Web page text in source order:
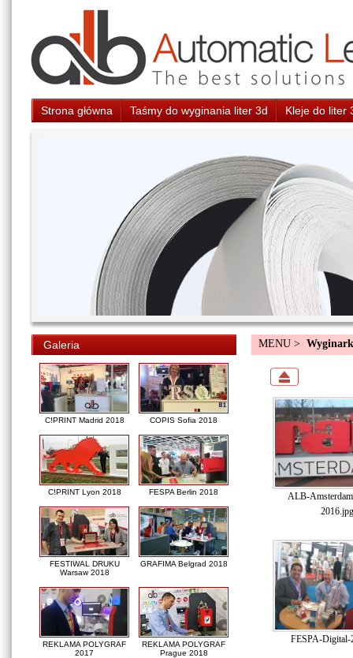
Strona główna Taśmy do wyginania liter 3d Kleje do liter
Galeria
C!PRINT Madrid 2018 COPIS Sofia 2018
C!PRINT Lyon 2018 FESPA Berlin 2018
FESTIWAL DRUKU
Warsaw 2018
GRAFIMA Belgrad 2018
REKLAMA POLYGRAF
2017
REKLAMA POLYGRAF
Prague 2018
MENU >
ALB-
2016.jpg
FESPA-Digital-